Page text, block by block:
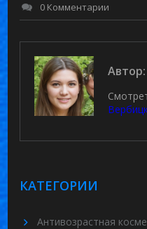
0 Комментарии
Автор:
КАТЕГОРИИ
Антивозрастная